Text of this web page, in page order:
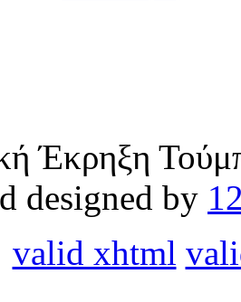
Έκρηξη
designed by
valid xhtml